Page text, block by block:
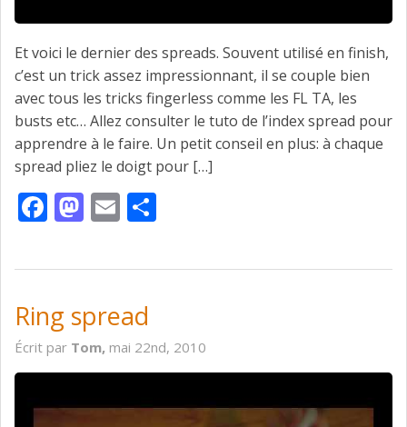
Et voici le dernier des spreads. Souvent utilisé en finish,
c’est un trick assez impressionnant, il se couple bien
avec tous les tricks fingerless comme les FL TA, les
busts etc… Allez consulter le tuto de l’index spread pour
apprendre à le faire. Un petit conseil en plus: à chaque
spread pliez le doigt pour […]
Facebook
Mastodon
Email
Ring spread
Écrit par Tom, mai 22nd, 2010